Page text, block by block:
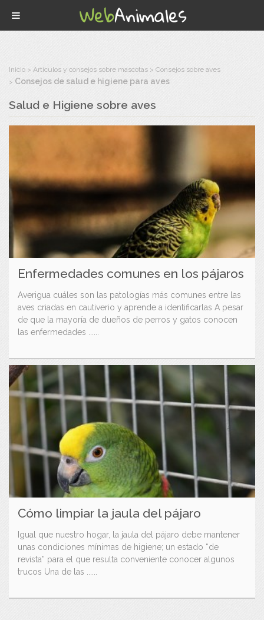
Inicio Artículos y consejos sobre mascotas Consejos sobre aves
Consejos de salud e higiene para aves
Salud e Higiene sobre aves
Enfermedades comunes en los pájaros
Averigua cuáles son las patologías más comunes entre las
aves criadas en cautiverio y aprende a identificarlas A pesar
de que la mayoría de dueños de perros y gatos conocen
las enfermedades ......
Cómo limpiar la jaula del pájaro
Igual que nuestro hogar, la jaula del pájaro debe mantener
unas condiciones mínimas de higiene; un estado “de
revista” para el que resulta conveniente conocer algunos
trucos Una de las ......